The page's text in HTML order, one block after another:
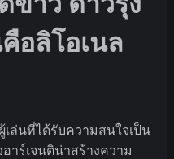
าว ดาวรุ่ง
อลิโอเนล
เล่นที่ได้รับความสนใจเป็น
าร์เจนติน่าสร้างความ